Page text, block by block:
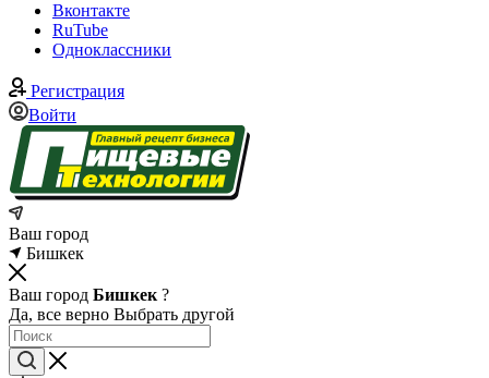
Вконтакте
RuTube
Одноклассники
Регистрация
Войти
Ваш город
Бишкек
Ваш город Бишкек ?
Да, все верно Выбрать другой